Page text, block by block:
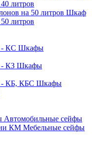
литров
Шкаф
литров
Шкафы
Шкафы
Шкафы
Автомобильные сейфы
Мебельные сейфы